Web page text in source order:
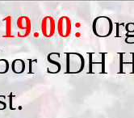
SDH